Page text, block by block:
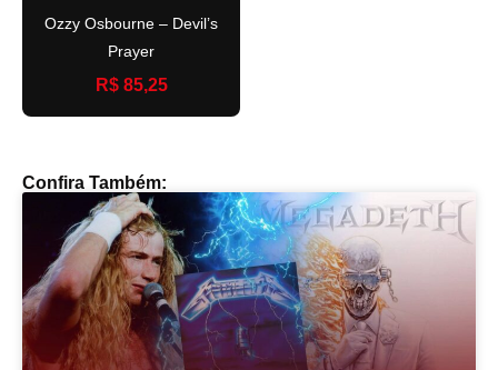
Ozzy Osbourne – Devil’s
Prayer
R$ 85,25
Confira Também: